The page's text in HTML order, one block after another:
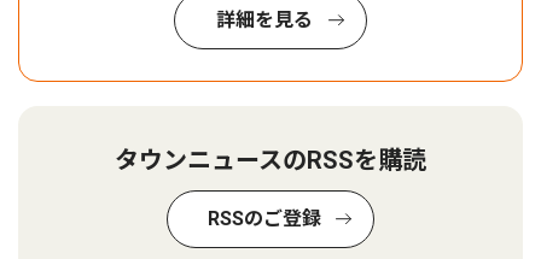
詳細を見る
タウンニュースのRSSを購読
RSSのご登録